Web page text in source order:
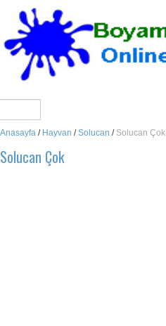
Anasayfa / Hayvan /Solucan / Solucan Çok
Solucan Çok